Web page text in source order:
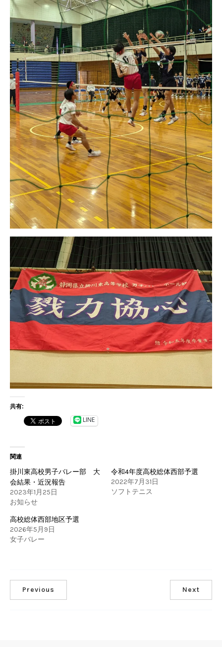
共有:
LINE
関連
掛川東高校男子バレー部 大
会結果・近況報告
2023年1月25日
お知らせ
令和4年度高校総体西部予選
2022年7月31日
ソフトテニス
高校総体西部地区予選
2026年5月9日
女子バレー
Previous Next